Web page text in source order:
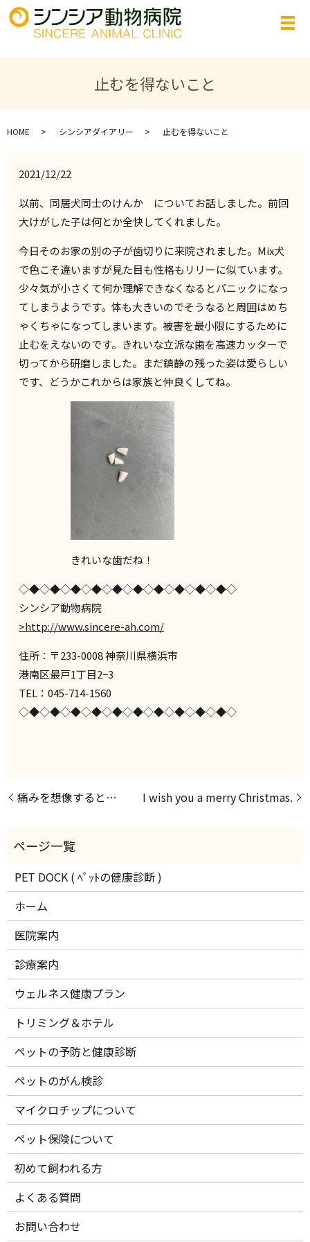
止むを得ないこと
HOME シンシアダイアリー 止むを得ないこと
2021/12/22
以前、同居犬同士のけんか についてお話しました。前回
大けがした子は何とか全快してくれました。
今日そのお家の別の子が歯切りに来院されました。Mix犬
で色こそ違いますが見た目も性格もリリーに似ています。
少々気が小さくて何か理解できなくなるとパニックになっ
てしまうようです。体も大きいのでそうなると周囲はめち
ゃくちゃになってしまいます。被害を最小限にするために
止むをえないのです。きれいな立派な歯を高速カッターで
切ってから研磨しました。まだ鎮静の残った姿は愛らしい
です、どうかこれからは家族と仲良くしてね。
きれいな歯だね！
◇◆◇◆◇◆◇◆◇◆◇◆◇◆◇◆◇◆◇◆◇
シンシア動物病院
>http://www.sincere-ah.com/
住所：〒233-0008 神奈川県横浜市
港南区最戸1丁目2−3
TEL：045-714-1560
◇◆◇◆◇◆◇◆◇◆◇◆◇◆◇◆◇◆◇◆◇
痛みを想像すると… I wish you a merry Christmas.
PET DOCK ( ﾍﾟｯﾄの健康診断 )
ホーム
医院案内
診療案内
ウェルネス健康プラン
トリミング＆ホテル
ペットの予防と健康診断
ペットのがん検診
マイクロチップについて
ペット保険について
初めて飼われる方
よくある質問
お問い合わせ